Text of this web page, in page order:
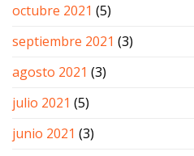
octubre 2021 (5)
septiembre 2021 (3)
agosto 2021 (3)
julio 2021 (5)
junio 2021 (3)